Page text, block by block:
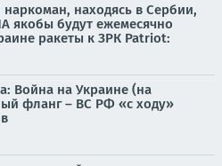
находясь в Сербии,
якобы будут ежемесячно
ракеты к ЗРК Patriot:
Война на Украине (на
фланг – ВС РФ «с ходу»